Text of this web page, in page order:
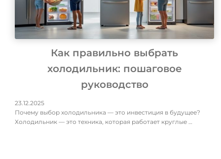
Как правильно выбрать
холодильник: пошаговое
руководство
23.12.2025
Почему выбор холодильника — это инвестиция в будущее?
Холодильник — это техника, которая работает круглые …